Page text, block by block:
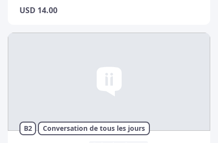
USD 14.00
B2
Conversation de tous les jours